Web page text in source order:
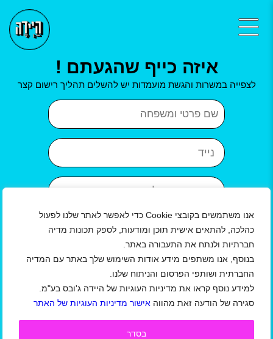
אנו משתמשים בקובצי Cookie כדי לאפשר לאתר שלנו לפעול
כהלכה, להתאים אישית תוכן ומודעות, לספק תכונות מדיה
חברתיות ולנתח את התעבורה באתר.
בנוסף, אנו משתפים מידע אודות השימוש שלך באתר עם המדיה
החברתית ושותפי הפרסום והניתוח שלנו.
למידע נוסף קראו את מדיניות העוגיות של היידה ג'ובס בע"מ.
סגירה של הודעה זאת מהווה אישור מדיניות העוגיות של האתר
בסדר
איזה כייף שהגעתם !
לצפייה במשרות והגשת מועמדות יש להשלים תהליך רישום קצר
שם פרטי ושם משפחה
נייד
כתובת אימייל
איזור
עיר
שנת לידה
אני מאשר/ת כי קראתי ואני מסכים/ה
ל תקנון תנאי שימוש באתר/ מדיניות הפרטיות
ותנאי שימוש באתר למעסיקיםשל חברת היידה
ג'ובס בע"מ, וכי המידע שמסרתי ישמש ליצירת